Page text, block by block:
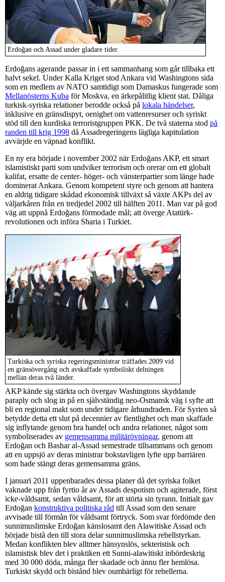
Erdoğan och Assad under gladare tider.
Erdoğans agerande passar in i ett sammanhang som går tillbaka ett
halvt sekel. Under Kalla Kriget stod Ankara vid Washingtons sida
som en medlem av NATO samtidigt som Damaskus fungerade som
Mellanösterns Kuba för Moskva, en ärkepålitlig klient stat. Dåliga
turkisk-syriska relationer berodde också på lokala händelser,
inklusive en gränsdispyt, oenighet om vattenresurser och syriskt
stöd till den kurdiska terroristgruppen PKK. De två staterna stod på
randen till krig 1998 då Assadregeringens lägliga kapitulation
avvärjde en väpnad konflikt.
En ny era började i november 2002 när Erdoğans AKP, ett smart
islamistiskt parti som undviker terrorism och orerar om ett globalt
kalifat, ersatte de center- höger- och vänsterpartier som länge hade
dominerat Ankara. Genom kompetent styre och genom att hantera
en aldrig tidigare skådad ekonomisk tillväxt så växte AKPs del av
väljarkåren från en tredjedel 2002 till hälften 2011. Man var på god
väg att uppnå Erdoğans förmodade mål; att överge Atatürk-
revolutionen och införa Sharia i Turkiet.
Turkiska och syriska regeringsministrar träffades 2009 vid
en gränsövergång och avskaffade symboliskt delningen
mellan deras två länder.
AKP kände sig stärkta och övergav Washingtons skyddande
paraply och slog in på en självständig neo-Osmansk väg i syfte att
bli en regional makt som under tidigare århundraden. För Syrien så
betydde detta ett slut på decennier av fientlighet och man skaffade
sig inflytande genom bra handel och andra relationer, något som
symboliserades av gemensamma militärövningar, genom att
Erdoğan och Bashar al-Assad semestrade tillsammans och genom
att en uppsjö av deras ministrar bokstavligen lyfte upp barriären
som hade stängt deras gemensamma gräns.
I januari 2011 uppenbarades dessa planer då det syriska folket
vaknade upp från fyrtio år av Assads despotism och agiterade, först
icke-våldsamt, sedan våldsamt, för att störta sin tyrann. Initialt gav
Erdoğan konstruktiva politiska råd till Assad som den senare
avvisade till förmån för våldsamt förtryck. Som svar fördömde den
sunnimuslimske Erdoğan känslosamt den Alawitiske Assad och
började bistå den till stora delar sunnimuslimska rebellstyrkan.
Medan konflikten blev alltmer hänsynslös, sekteristisk och
islamistisk blev det i praktiken ett Sunni-alawitiskt inbördeskrig
med 30 000 döda, många fler skadade och ännu fler hemlösa.
Turkiskt skydd och bistånd blev oumbärligt för rebellerna.